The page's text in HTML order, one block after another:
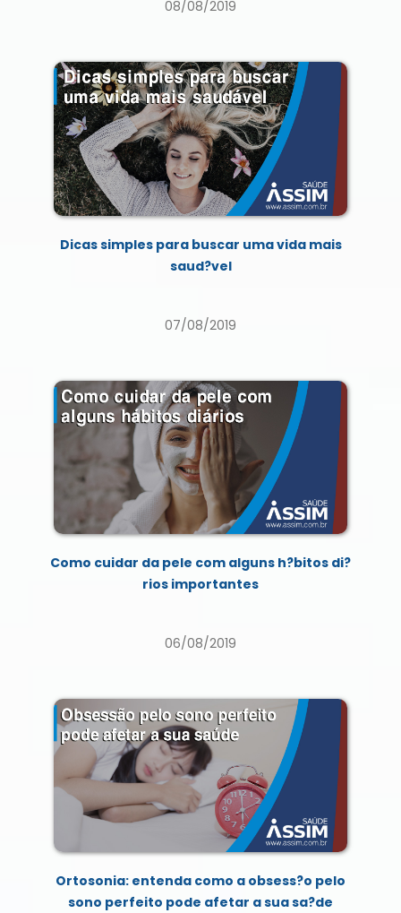
08/08/2019
Dicas simples para buscar uma vida mais
saud?vel
07/08/2019
Como cuidar da pele com alguns h?bitos di?
rios importantes
06/08/2019
Ortosonia: entenda como a obsess?o pelo
sono perfeito pode afetar a sua sa?de